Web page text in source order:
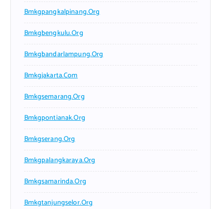
Bmkgpangkalpinang.org
Bmkgbengkulu.org
Bmkgbandarlampung.org
Bmkgjakarta.com
Bmkgsemarang.org
Bmkgpontianak.org
Bmkgserang.org
Bmkgpalangkaraya.org
Bmkgsamarinda.org
Bmkgtanjungselor.org